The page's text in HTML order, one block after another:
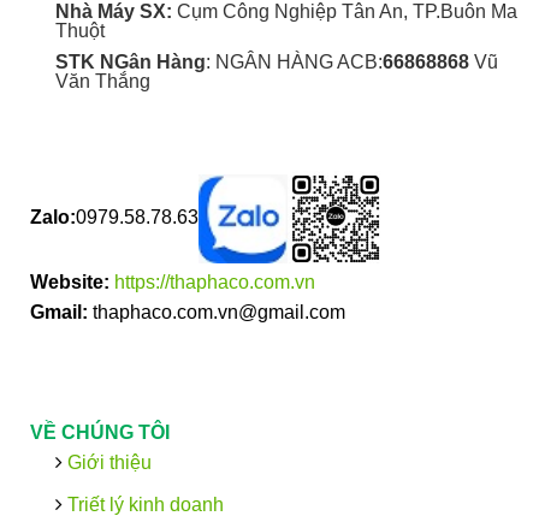
Nhà Máy SX: Cụm Công Nghiệp Tân An, TP.Buôn Ma
Thuột
STK NGân Hàng: NGÂN HÀNG ACB:66868868Vũ
Văn Thắng
Zalo:0979.58.78.63
Website: https://thaphaco.com.vn
Gmail: thaphaco.com.vn@gmail.com
VỀ CHÚNG TÔI
Giới thiệu
Triết lý kinh doanh